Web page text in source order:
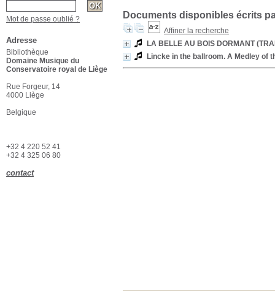
Documents disponibles écrits
Affiner la recherche
LA BELLE AU BOIS DORMANT
Lincke in the ballroom. A Medley of
Mot de passe oublié ?
Adresse
Bibliothèque
Domaine Musique du
Conservatoire royal de Liège
Rue Forgeur, 14
4000 Liège
Belgique
+32 4 220 52 41
+32 4 325 06 80
contact